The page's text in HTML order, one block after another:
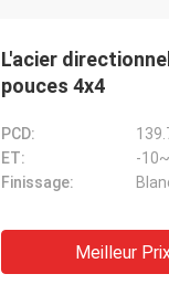
L'acier
pouces 4x4
PCD:
ET:
-
Finissage:
Meilleur